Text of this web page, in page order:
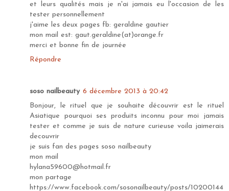
et leurs qualités mais je n'ai jamais eu l'occasion de les
tester personnellement
j'aime les deux pages fb: geraldine gautier
mon mail est: gaut.geraldine(at)orange.fr
merci et bonne fin de journée
Répondre
soso nailbeauty 6 décembre 2013 à 20:42
Bonjour, le rituel que je souhaite découvrir est le rituel
Asiatique pourquoi ses produits inconnu pour moi jamais
tester et comme je suis de nature curieuse voila jaimerais
decouvrir
je suis fan des pages soso nailbeauty
mon mail
hylana59600@hotmail.fr
mon partage
https://www.facebook.com/sosonailbeauty/posts/10200144